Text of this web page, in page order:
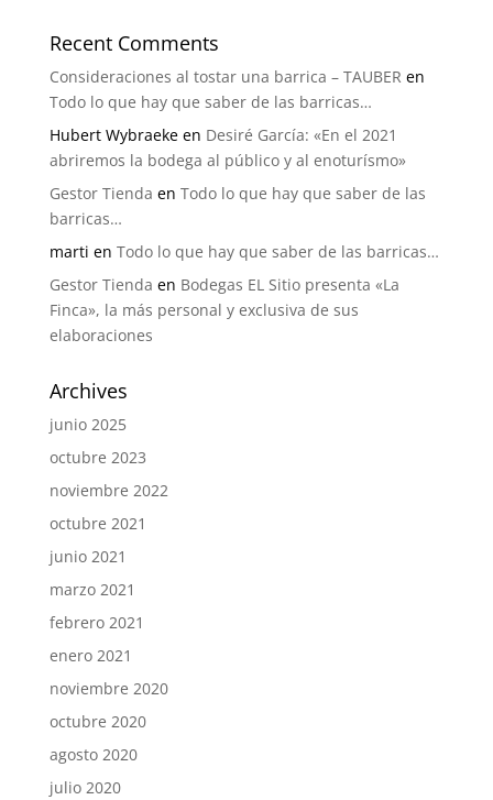
Recent Comments
Consideraciones al tostar una barrica – TAUBER en
Todo lo que hay que saber de las barricas…
Hubert Wybraekeen Desiré García: «En el 2021
abriremos la bodega al público y al enoturísmo»
Gestor Tienda en Todo lo que hay que saber de las
barricas…
marti en Todo lo que hay que saber de las barricas…
Gestor Tienda en Bodegas EL Sitio presenta «La
Finca», la más personal y exclusiva de sus
elaboraciones
Archives
junio 2025
octubre 2023
noviembre 2022
octubre 2021
junio 2021
marzo 2021
febrero 2021
enero 2021
noviembre 2020
octubre 2020
agosto 2020
julio 2020